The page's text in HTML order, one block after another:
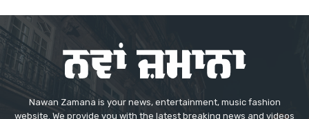
Nawan Zamana is your news, entertainment, music fashion
website. We provide you with the latest breaking news and videos